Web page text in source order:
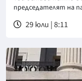
председателят на
29 юли | 8:11